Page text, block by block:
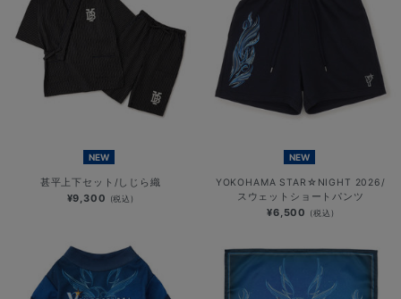
NEW
甚平上下セット/しじら織
¥9,300 (税込)
NEW
YOKOHAMA STAR☆NIGHT 2026/
スウェットショートパンツ
¥6,500 (税込)